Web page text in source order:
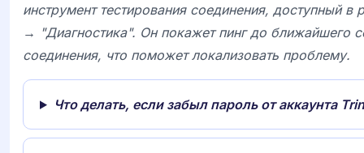
инструмент тестирования соединения, доступный
→ "Диагностика". Он покажет пинг до ближайшего
соединения, что поможет локализовать проблему.
Что делать, если забыл пароль от аккаунта